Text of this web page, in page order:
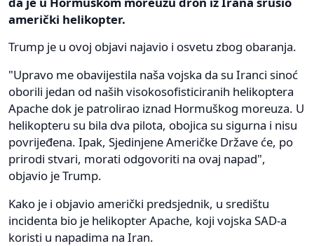
američki helikopter.
Trump je u ovoj objavi najavio i osvetu zbog obaranja.
"Upravo me obavijestila naša vojska da su Iranci sinoć
oborili jedan od naših visokosofisticiranih helikoptera
Apache dok je patrolirao iznad Hormuškog moreuza. U
helikopteru su bila dva pilota, obojica su sigurna i nisu
povrijeđena. Ipak, Sjedinjene Američke Države će, po
prirodi stvari, morati odgovoriti na ovaj napad",
objavio je Trump.
Kako je i objavio američki predsjednik, u središtu
incidenta bio je helikopter Apache, koji vojska SAD-a
koristi u napadima na Iran.